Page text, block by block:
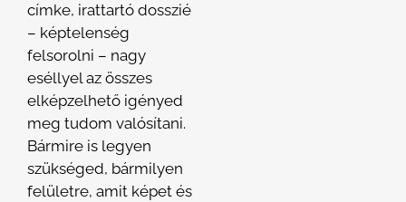
címke, irattartó dosszié
– képtelenség
felsorolni – nagy
eséllyel az összes
elképzelhető igényed
meg tudom valósítani.
Bármire is legyen
szükséged, bármilyen
felületre, amit képet és